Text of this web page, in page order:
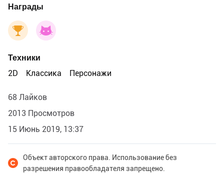
Награды
Техники
2D
Классика Персонажи
68 Лайков
2013 Просмотров
15 Июнь 2019, 13:37
Объект авторского права. Использование без
разрешения правообладателя запрещено.